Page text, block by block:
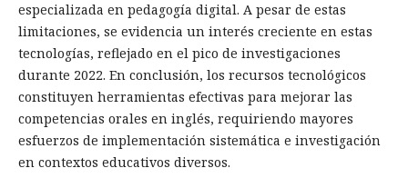
especializada en pedagogía digital. A pesar de estas
limitaciones, se evidencia un interés creciente en estas
tecnologías, reflejado en el pico de investigaciones
durante 2022. En conclusión, los recursos tecnológicos
constituyen herramientas efectivas para mejorar las
competencias orales en inglés, requiriendo mayores
esfuerzos de implementación sistemática e investigación
en contextos educativos diversos.